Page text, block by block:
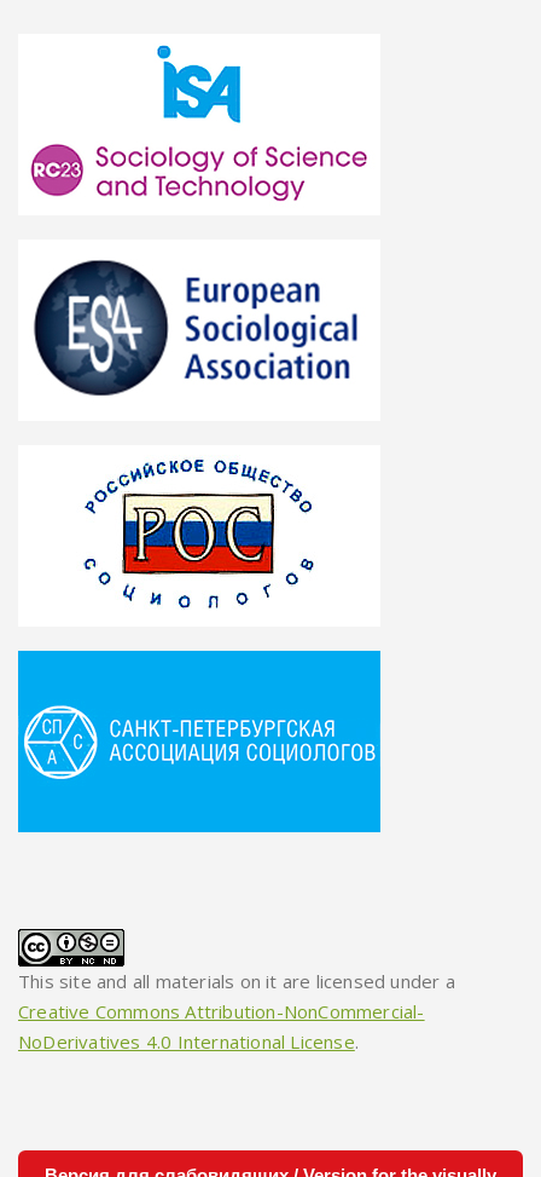
This site and all materials on it are licensed under a
Creative Commons Attribution-NonCommercial-
NoDerivatives 4.0 International License.